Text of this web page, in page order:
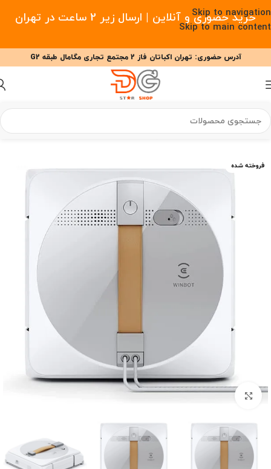
Skip to navigation
Skip to main content
خرید حضوری و آنلاین | ارسال زیر 2 ساعت در تهران
09377477910 - 09127708341 علیزاده
آدرس حضوری: تهران اکباتان فاز 2 مجتمع تجاری مگامال طبقه G2
خانه/خانه هوشمند/شیشه پاک کن رباتیک
فروخته شده
برای بزرگنمایی کلیک کنید